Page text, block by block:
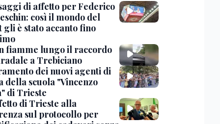
di affetto per Federico
così il mondo del
gli è stato accanto fino
fiamme lungo il raccordo
a Trebiciano
dei nuovi agenti di
della scuola "Vincenzo
di Trieste
di Trieste alla
sul protocollo per